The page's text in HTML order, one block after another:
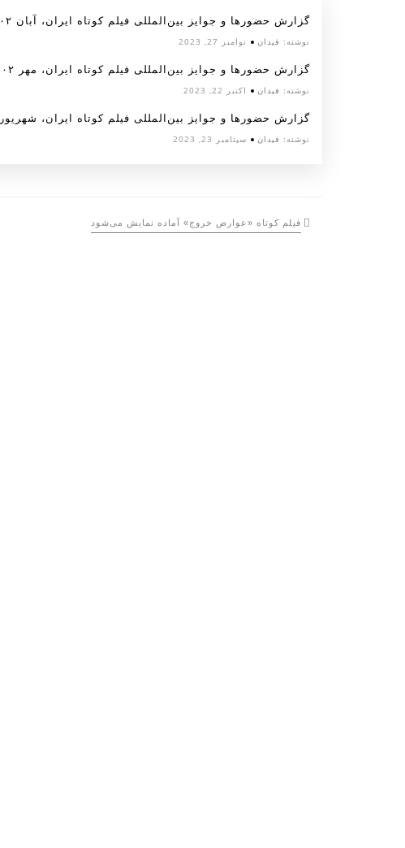
گزارش حضورها و جوایز بین‌المللی فیلم کوتاه ایران، آبان ۱۴۰۲
نوشته: فیدان نوامبر 27, 2023
گزارش حضورها و جوایز بین‌المللی فیلم کوتاه ایران، مهر ۱۴۰۲
نوشته: فیدان اکتبر 22, 2023
گزارش حضورها و جوایز بین‌المللی فیلم کوتاه ایران، شهریور 1402
نوشته: فیدان سپتامبر 23, 2023
فیلم کوتاه «عوارض خروج» آماده نمایش می‌شود